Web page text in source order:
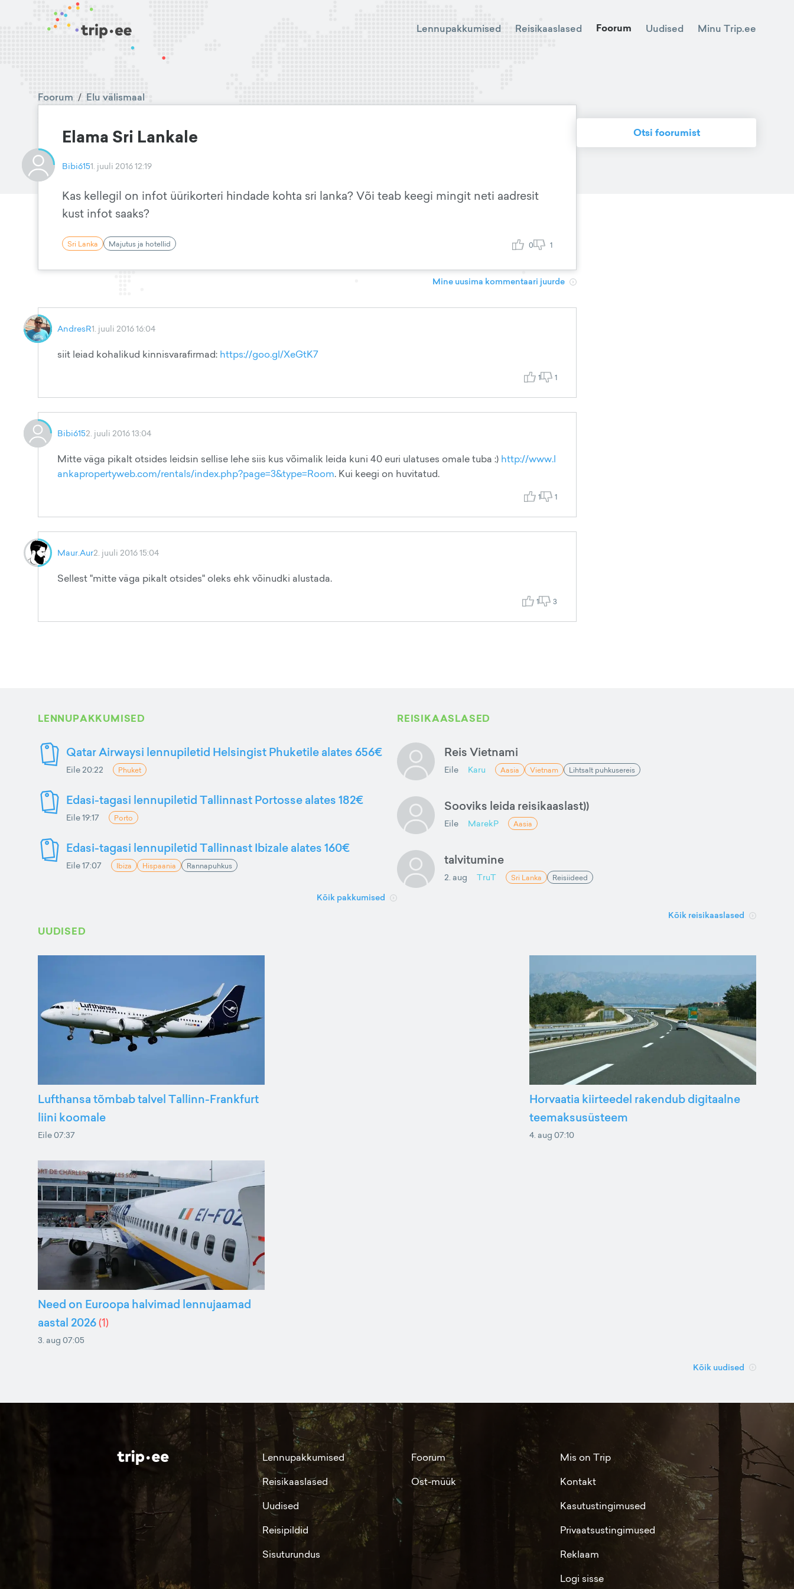
Lennupakkumised Reisikaaslased Foorum Uudised Minu Trip.ee
Foorum / Elu välismaal
Elama Sri Lankale
Bibi6151. juuli 2016 12:19
Kas kellegil on infot üürikorteri hindade kohta sri lanka? Või teab keegi mingit neti aadresit
kust infot saaks?
Sri Lanka Majutus ja hotellid 0 1
Mine uusima kommentaari juurde
AndresR1. juuli 2016 16:04
siit leiad kohalikud kinnisvarafirmad: https://goo.gl/XeGtK7
1 1
Bibi6152. juuli 2016 13:04
Mitte väga pikalt otsides leidsin sellise lehe siis kus võimalik leida kuni 40 euri ulatuses omale tuba :) http://www.l
ankapropertyweb.com/rentals/index.php?page=3&type=Room. Kui keegi on huvitatud.
1 1
Maur.Aur2. juuli 2016 15:04
Sellest "mitte väga pikalt otsides" oleks ehk võinudki alustada.
1 3
Otsi foorumist
LENNUPAKKUMISED
Qatar Airwaysi lennupiletid Helsingist Phuketile alates 656€
Eile 20:22 Phuket
Edasi-tagasi lennupiletid Tallinnast Portosse alates 182€
Eile 19:17 Porto
Edasi-tagasi lennupiletid Tallinnast Ibizale alates 160€
Eile 17:07 Ibiza Hispaania Rannapuhkus
Kõik pakkumised
REISIKAASLASED
Reis Vietnami
Eile Karu Aasia Vietnam Lihtsalt puhkusereis
Sooviks leida reisikaaslast))
Eile MarekP Aasia
talvitumine
2. aug TruT Sri Lanka Reisiideed
Kõik reisikaaslased
UUDISED
Lufthansa tõmbab talvel Tallinn-Frankfurt
liini koomale
Eile 07:37
Horvaatia kiirteedel rakendub digitaalne
teemaksusüsteem
4. aug 07:10
Need on Euroopa halvimad lennujaamad
aastal 2026(1)
3. aug 07:05
Kõik uudised
Lennupakkumised
Reisikaaslased
Uudised
Reisipildid
Sisuturundus
Foorum
Ost-müük
Mis on Trip
Kontakt
Kasutustingimused
Privaatsustingimused
Reklaam
Logi sisse